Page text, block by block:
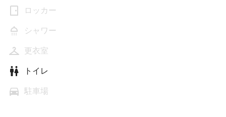
ロッカー
シャワー
更衣室
トイレ
駐車場